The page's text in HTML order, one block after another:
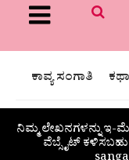
Menu
ಕಾವ್ಯ ಸಂಗಾತಿ
ನಿಮ್ಮ ಲೇಖನಗಳನ್ನು
ವೆಬ್ಸೈಟ್